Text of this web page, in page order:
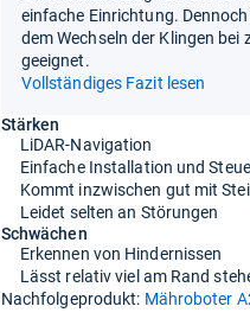
einfache Einrichtung.
dem Wechseln der Klingen
geeignet.
Vollständiges Fazit lesen
Stärken
LiDAR-Navigation
Einfache Installation und
Kommt inzwischen gut mit
Leidet selten an Störungen
Schwächen
Erkennen von Hindernissen
Lässt relativ viel am Rand
Nachfolgeprodukt: Mähroboter